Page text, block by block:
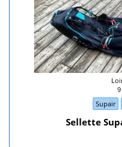
Supair
Sellette